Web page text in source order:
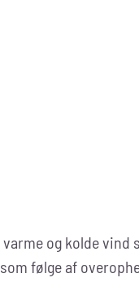
og kolde vind
følge af